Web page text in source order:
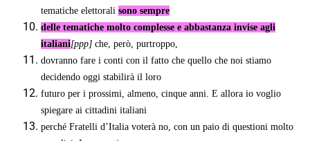
tematiche elettorali sono sempre
delle tematiche molto complesse e abbastanza invise agli
italiani[ppp]che, però, purtroppo,
dovranno fare i conti con il fatto che quello che noi stiamo
decidendo oggi stabilirà il loro
futuro per i prossimi, almeno, cinque anni. E allora io voglio
spiegare ai cittadini italiani
perché Fratelli d’Italia voterà no, con un paio di questioni molto